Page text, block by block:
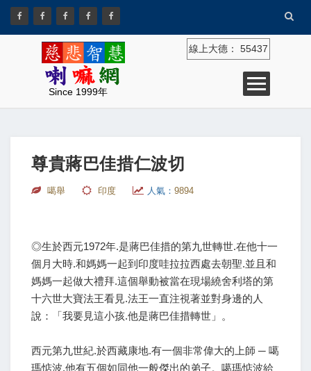
Since 1999年
線上大德： 55437
尊貴蔣巴佳措仁波切
噶舉 印度 人氣： 9894
◎生於西元1972年.是蔣巴佳措的第九世轉世.在他十一
個月大時.和媽媽一起到印度哇拉拉西處去朝聖.並且和
媽媽一起做大禮拜.這個舉動被當在現場繞舍利塔的第
十六世大寶法王看見.法王一直注視著並對身邊的人
說：「我要見這小孩.他是蔣巴佳措轉世」。
西元第九世紀.於西藏康地.有一個非常偉大的上師 ─ 噶
瑪惦波.他有五個如同他一般傑出的弟子。噶瑪惦波給